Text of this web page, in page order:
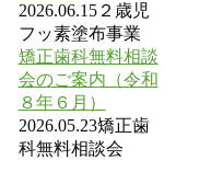
2026.06.15２歳児
フッ素塗布事業
矯正歯科無料相談
会のご案内（令和
８年６月）
2026.05.23矯正歯
科無料相談会